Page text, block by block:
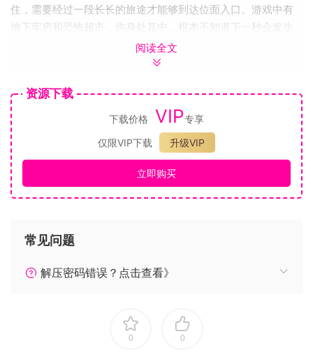
住，需要经过一段长长的旅途才能够到达位面入口。游戏中有
地下牢房和恐怖超市，你身处其中，根本不知道下一秒会发生
什么，你也不计后果地往前冲，即使前方面临着很大的危险，
即使脚下躺着失败者的尸体，你也得走，你拼命地想要出去。
等场景，最后还有一段双方互吐心声以及后面故事的切入，一
切仅仅只是开始……
地下牢房：
幽暗深邃的地下牢房，关押着无数被囚禁的灵魂，迷失的孤魂
阅读全文
资源下载
下载价格 VIP专享
仅限VIP下载
升级VIP
立即购买
常见问题
解压密码错误？点击查看》
0 0